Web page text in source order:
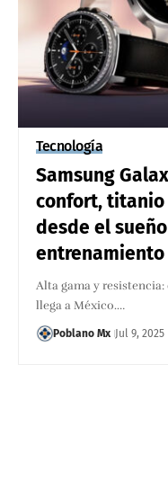
Tecnología
Samsung
confort,
desde el
entrenamiento
Alta gama y
llega a México.…
Poblano Mx Jul 9, 2025